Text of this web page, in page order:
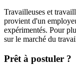
Travailleuses et
provient d'un
expérimentés. Pour
sur le marché du
Prêt à postuler ?